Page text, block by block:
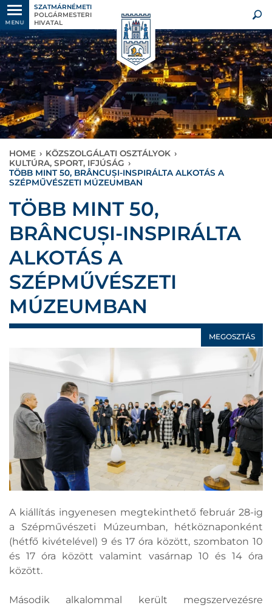
MENU
SZATMÁRNÉMETI
POLGÁRMESTERI
HIVATAL
HOME › KÖZSZOLGÁLATI OSZTÁLYOK ›
KULTÚRA, SPORT, IFJÚSÁG ›
TÖBB MINT 50, BRÂNCUȘI-INSPIRÁLTA ALKOTÁS A
SZÉPMŰVÉSZETI MÚZEUMBAN
TÖBB MINT 50,
BRÂNCUȘI-INSPIRÁLTA
ALKOTÁS A
SZÉPMŰVÉSZETI
MÚZEUMBAN
MEGOSZTÁS
A kiállítás ingyenesen megtekinthető február 28-ig
a Szépművészeti Múzeumban, hétköznaponként
(hétfő kivételével) 9 és 17 óra között, szombaton 10
és 17 óra között valamint vasárnap 10 és 14 óra
között.
Második alkalommal került megszervezésre